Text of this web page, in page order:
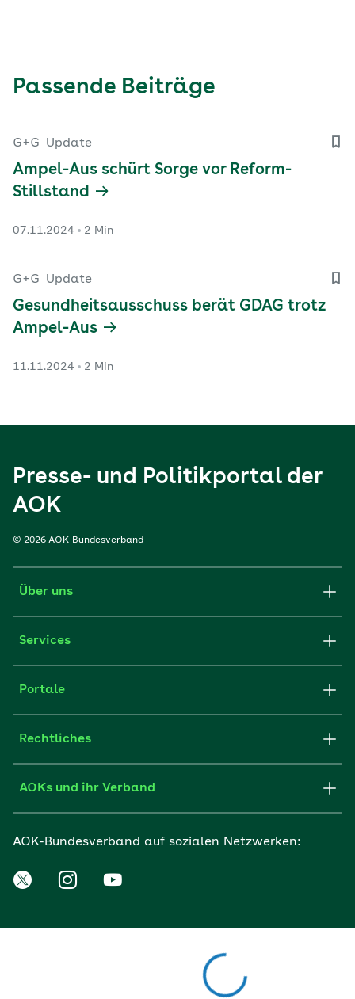
Passende Beiträge
G+G Update
Ampel-Aus schürt Sorge vor Reform-
Stillstand
07.11.2024 2 Min
G+G Update
Gesundheitsausschuss berät GDAG trotz
Ampel-Aus
11.11.2024 2 Min
Presse- und Politikportal der
AOK
© 2026 AOK-Bundesverband
Über uns
Services
Portale
Rechtliches
AOKs und ihr Verband
AOK-Bundesverband auf sozialen Netzwerken: